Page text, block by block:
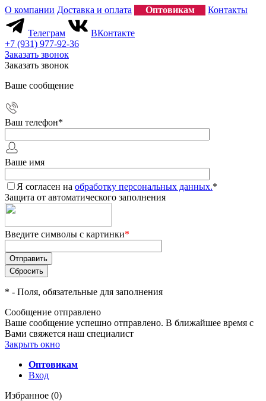
О компании Доставка и оплата Оптовикам Контакты
Телеграм
ВКонтакте
+7 (931) 977-92-36
Заказать звонок
Заказать звонок
Ваше сообщение
Ваш телефон*
Ваше имя
Я согласен на обработку персональных данных.*
Защита от автоматического заполнения
Введите символы с картинки*
* - Поля, обязательные для заполнения
Сообщение отправлено
Ваше сообщение успешно отправлено. В ближайшее время с
Вами свяжется наш специалист
Закрыть окно
Оптовикам
Вход
Избранное (0)